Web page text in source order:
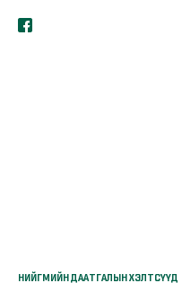
НИЙГМИЙН ДААТГАЛЫН ХЭЛТСҮҮД